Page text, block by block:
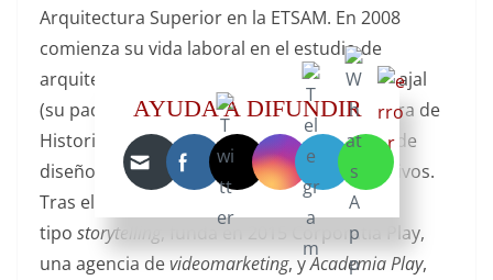
Arquitectura Superior en la ETSAM. En 2008
comienza su vida laboral en el estudio de
arquitectura dirigido por Carlos Rubio Carvajal
(su padre). En 2012 se matricula en la carrera de
Historia por la UNED y crea la firma Donzé de
diseño gráfico y edición de vídeos corporativos.
Tras el éxito obtenido con los vídeos
tipo storytelling
, funda en 2015 Corporatia Play,
una agencia devideomarketing, yAcademia Play,
AYUDA A DIFUNDIR